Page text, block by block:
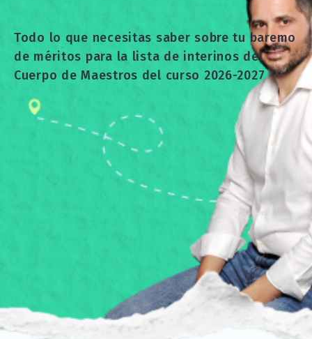
Todo lo que necesitas saber sobre tu baremo
de méritos para la lista de interinos del
Cuerpo de Maestros del curso 2026-2027